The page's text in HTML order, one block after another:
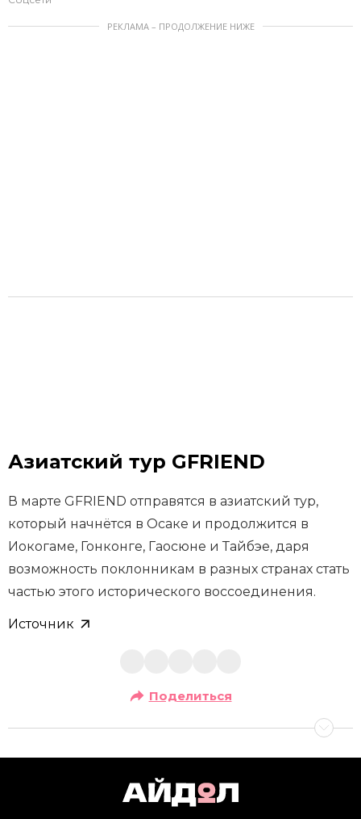
РЕКЛАМА – ПРОДОЛЖЕНИЕ НИЖЕ
Азиатский тур GFRIEND
В марте GFRIEND отправятся в азиатский тур,
который начнётся в Осаке и продолжится в
Иокогаме, Гонконге, Гаосюне и Тайбэе, даря
возможность поклонникам в разных странах стать
частью этого исторического воссоединения.
Источник
Поделиться